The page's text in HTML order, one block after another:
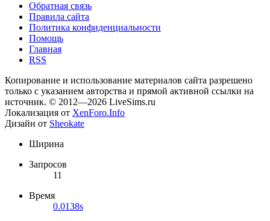
Обратная связь
Правила сайта
Политика конфиденциальности
Помощь
Главная
RSS
Копирование и использование материалов сайта разрешено
только с указанием авторства и прямой активной ссылки на
источник. © 2012—2026 LiveSims.ru
Локализация от XenForo.Info
Дизайн от Sheokate
Ширина
Запросов
11
Время
0.0138s